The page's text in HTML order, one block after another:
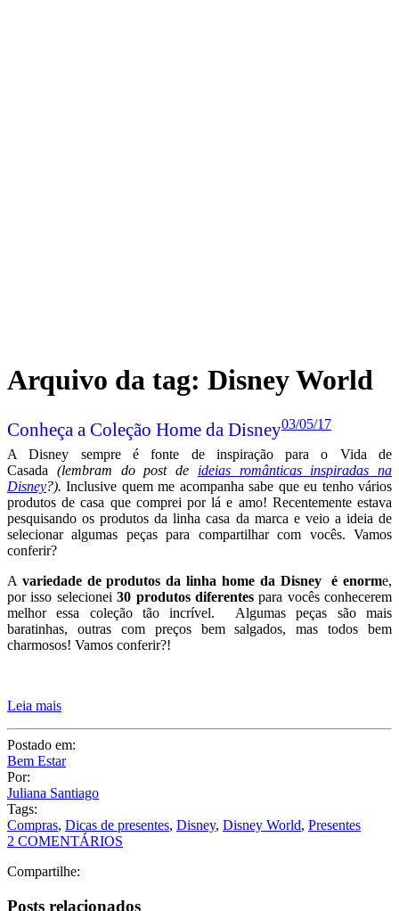
Arquivo da tag: Disney World
Conheça a Coleção Home da Disney03/05/17
A Disney sempre é fonte de inspiração para o Vida de
Casada (lembram do post de ideias românticas inspiradas na
Disney?).Inclusive quem me acompanha sabe que eu tenho vários
produtos de casa que comprei por lá e amo! Recentemente estava
pesquisando os produtos da linha casa da marca e veio a ideia de
selecionar algumas peças para compartilhar com vocês. Vamos
conferir?
A variedade de produtos da linha home da Disney é enorme,
por isso selecionei 30 produtos diferentespara vocês conhecerem
melhor essa coleção tão incrível. Algumas peças são mais
baratinhas, outras com preços bem salgados, mas todos bem
charmosos! Vamos conferir?!
Leia mais
Postado em:
Bem Estar
Por:
Juliana Santiago
Tags:
Compras, Dicas de presentes, Disney, Disney World, Presentes
2 COMENTÁRIOS
Compartilhe:
Posts relacionados